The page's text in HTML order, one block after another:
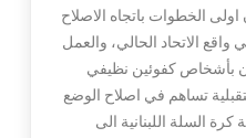
الخطوات باتجاه الاصلاح
الاتحاد الحالي، والعمل
بأشخاص كفوئين نظيفي
تساهم في اصلاح الوضع
السلة اللبنانية الى